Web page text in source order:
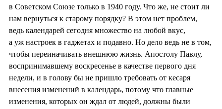
в Советском Союзе только в 1940 году. Что же, не стоит ли
нам вернуться к старому порядку? В этом нет проблем,
ведь календарей сегодня множество на любой вкус,
а уж настроек в гаджетах и подавно. Но дело ведь не в том,
чтобы переиначивать внешнюю жизнь. Апостолу Павлу,
воспринимавшему воскресенье в качестве первого дня
недели, и в голову бы не пришло требовать от кесаря
внесения изменений в календарь, потому что главные
изменения, которых он ждал от людей, должны были